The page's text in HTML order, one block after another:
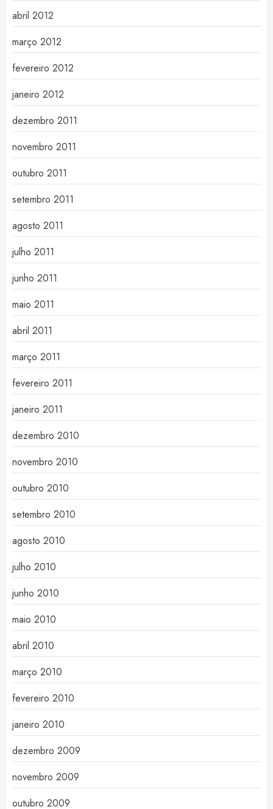
abril 2012
março 2012
fevereiro 2012
janeiro 2012
dezembro 2011
novembro 2011
outubro 2011
setembro 2011
agosto 2011
julho 2011
junho 2011
maio 2011
abril 2011
março 2011
fevereiro 2011
janeiro 2011
dezembro 2010
novembro 2010
outubro 2010
setembro 2010
agosto 2010
julho 2010
junho 2010
maio 2010
abril 2010
março 2010
fevereiro 2010
janeiro 2010
dezembro 2009
novembro 2009
outubro 2009